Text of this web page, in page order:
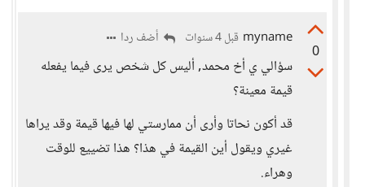
0
myname قبل 4 سنوات أضف ردا
سؤالي ي أخ محمد, أليس كل شخص يرى فيما يفعله
قيمة معينة؟
قد أكون نحاتا وأرى أن ممارستي لها فيها قيمة وقد يراها
غيري ويقول أين القيمة في هذا؟ هذا تضييع للوقت
وهراء.